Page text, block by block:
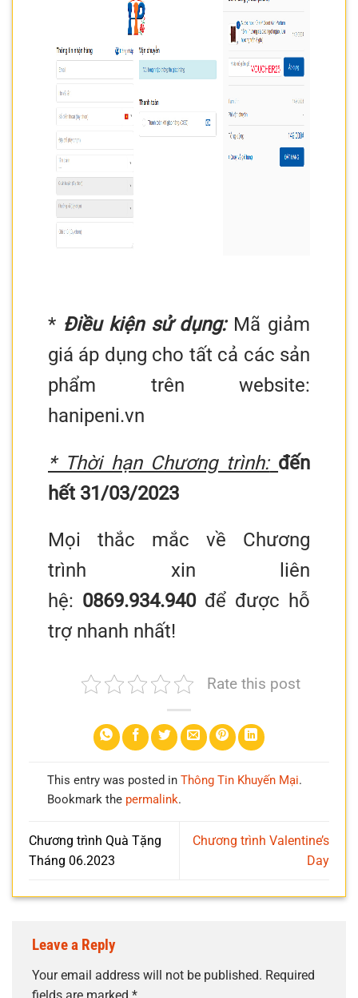
* Điều kiện sử dụng:Mã giảm
giá áp dụng cho tất cả các sản
phẩm trên website:
hanipeni.vn
* Thời hạn Chương trình: đến
hết 31/03/2023
Mọi thắc mắc về Chương
trình xin liên
hệ: 0869.934.940để được hỗ
trợ nhanh nhất!
Rate this post
This entry was posted in Thông Tin Khuyến Mại.
Bookmark the permalink.
Chương trình Quà Tặng
Tháng 06.2023
Chương trình Valentine’s
Day
Leave a Reply
Your email address will not be published. Required
fields are marked *